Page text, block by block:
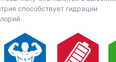
способствует гидрации